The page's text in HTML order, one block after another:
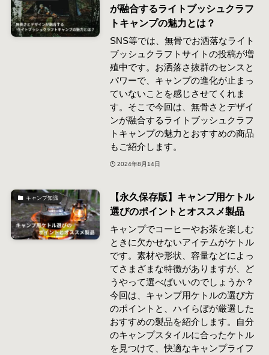
が融合するライトブッシュクラフ
トキャンプの魅力とは？
SNS等では、無骨でお洒落なライト
ブッシュクラフトサイトの投稿が増
殖中です。お洒落さ抜群のセンスと
パワーで、キャンプの進化が止まっ
ていないことを感じさせてくれま
す。そこで今回は、無骨さとデザイ
ンが融合するライトブッシュクラフ
トキャンプの魅力とおすすめの商品
もご紹介します。
2024年8月14日
キャンプ知識
【永久保存版】キャンプ用ケトル
選びのポイントとオススメ製品
キャンプでコーヒーやお茶を楽しむ
ときに欠かせないアイテムがケトル
です。素材や形状、容量などによっ
てさまざまな特徴がありますが、ど
うやって選べばいいのでしょうか？
今回は、キャンプ用ケトルの選び方
のポイントと、ハイらぼが厳選した
おすすめの製品を紹介します。自分
のキャンプスタイルに合ったケトル
を見つけて、快適なキャンプライフ